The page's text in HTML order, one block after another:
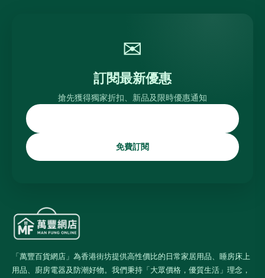
✉
訂閱最新優惠
搶先獲得獨家折扣、新品及限時優惠通知
免費訂閱
「萬豐百貨網店」為香港街坊提供高性價比的日常家居用品、睡房床上
用品、廚房電器及防潮好物。我們秉持「大眾價格，優質生活」理念，